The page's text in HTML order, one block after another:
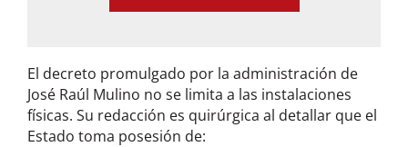
El decreto promulgado por la administración de
José Raúl Mulino no se limita a las instalaciones
físicas. Su redacción es quirúrgica al detallar que el
Estado toma posesión de: